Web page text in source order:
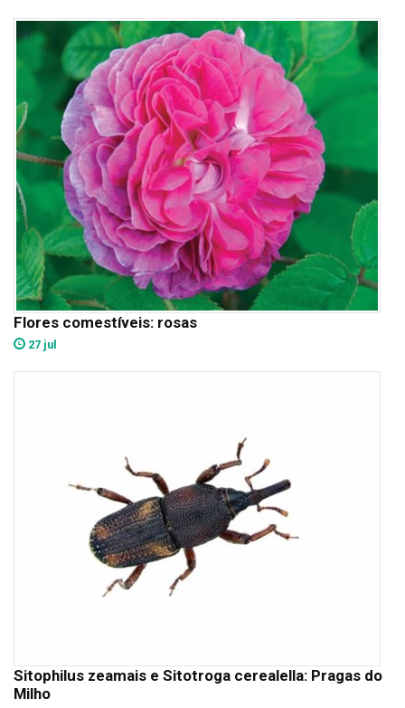
Flores comestíveis: rosas
27 jul
Sitophilus zeamais e Sitotroga cerealella: Pragas do
Milho